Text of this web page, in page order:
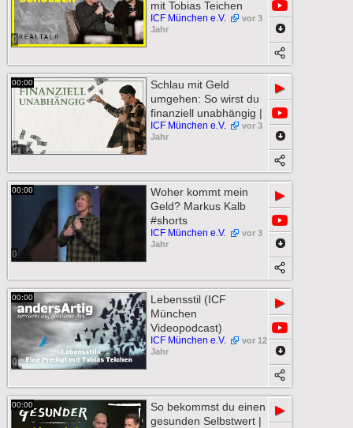
0
mit Tobias Teichen
ICF München e.V.
vor 3
Jahr
00:00
0
Schlau mit Geld
umgehen: So wirst du
finanziell unabhängig |
ICF München e.V.
vor 3
Jahr
▶
00:00
0
Woher kommt mein
Geld? Markus Kalb
#shorts
ICF München e.V.
vor 3
Jahr
▶
00:00
0
Lebensstil (ICF
München
Videopodcast)
ICF München e.V.
vor 12
Jahr
▶
00:00
So bekommst du einen
gesunden Selbstwert |
▶